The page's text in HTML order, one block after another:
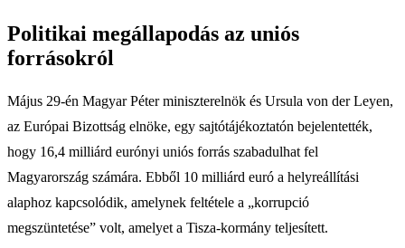
Politikai megállapodás az uniós
forrásokról
Május 29-én Magyar Péter miniszterelnök és Ursula von der Leyen,
az Európai Bizottság elnöke, egy sajtótájékoztatón bejelentették,
hogy 16,4 milliárd eurónyi uniós forrás szabadulhat fel
Magyarország számára. Ebből 10 milliárd euró a helyreállítási
alaphoz kapcsolódik, amelynek feltétele a „korrupció
megszüntetése” volt, amelyet a Tisza-kormány teljesített.